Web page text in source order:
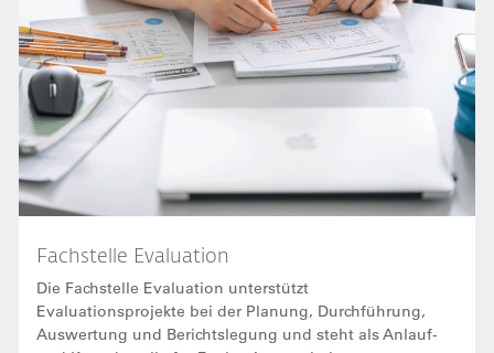
Fachstelle Evaluation
Die Fachstelle Evaluation unterstützt
Evaluationsprojekte bei der Planung, Durchführung,
Auswertung und Berichtslegung und steht als Anlauf-